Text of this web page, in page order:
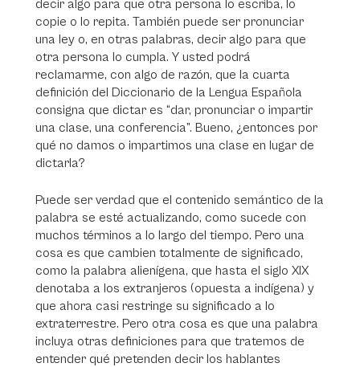
decir algo para que otra persona lo escriba, lo
copie o lo repita. También puede ser pronunciar
una ley o, en otras palabras, decir algo para que
otra persona lo cumpla. Y usted podrá
reclamarme, con algo de razón, que la cuarta
definición del Diccionario de la Lengua Española
consigna que dictar es “dar, pronunciar o impartir
una clase, una conferencia”. Bueno, ¿entonces por
qué no damos o impartimos una clase en lugar de
dictarla?
Puede ser verdad que el contenido semántico de la
palabra se esté actualizando, como sucede con
muchos términos a lo largo del tiempo. Pero una
cosa es que cambien totalmente de significado,
como la palabra alienígena, que hasta el siglo XIX
denotaba a los extranjeros (opuesta a indígena) y
que ahora casi restringe su significado a lo
extraterrestre. Pero otra cosa es que una palabra
incluya otras definiciones para que tratemos de
entender qué pretenden decir los hablantes